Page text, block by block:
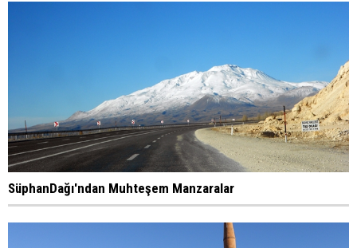
SüphanDağı'ndan Muhteşem Manzaralar